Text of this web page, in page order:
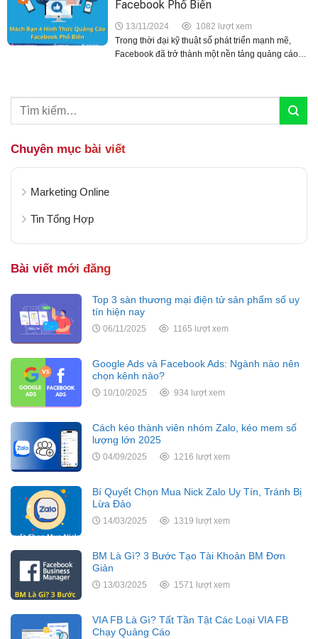
Facebook Phổ Biến
13/11/2024
1082 lượt xem
Trong thời đại kỹ thuật số phát triển mạnh mẽ,
Facebook đã trở thành một nền tảng quảng cáo
Chuyên mục bài viết
Marketing Online
Tin Tổng Hợp
Bài viết mới đăng
Top 3 sàn thương mại điện tử sản phẩm số uy
tín hiện nay
06/11/2025 1165 lượt xem
Google Ads và Facebook Ads: Ngành nào nên
chọn kênh nào?
10/10/2025 934 lượt xem
Cách kéo thành viên nhóm Zalo, kéo mem số
lượng lớn 2025
04/09/2025 1216 lượt xem
Bí Quyết Chọn Mua Nick Zalo Uy Tín, Tránh Bị
Lừa Đảo
14/03/2025 1319 lượt xem
BM Là Gì? 3 Bước Tạo Tài Khoản BM Đơn
Giản
13/03/2025 1571 lượt xem
VIA FB Là Gì? Tất Tần Tật Các Loại VIA FB
Chạy Quảng Cáo